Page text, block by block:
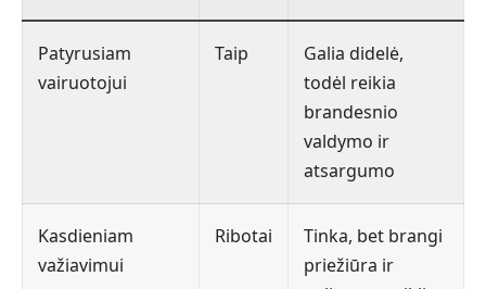
Patyrusiam
vairuotojui
Taip
Galia didelė,
todėl reikia
brandesnio
valdymo ir
atsargumo
Kasdieniam
važiavimui
Ribotai
Tinka, bet brangi
priežiūra ir